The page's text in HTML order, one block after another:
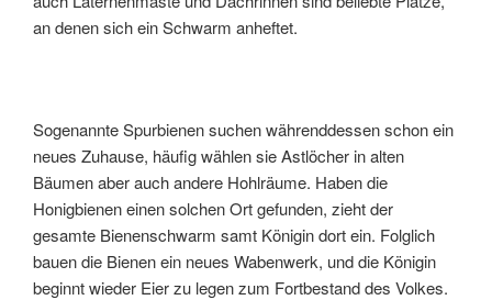
an denen sich ein Schwarm anheftet.
Sogenannte Spurbienen suchen währenddessen schon ein
neues Zuhause, häufig wählen sie Astlöcher in alten
Bäumen aber auch andere Hohlräume. Haben die
Honigbienen einen solchen Ort gefunden, zieht der
gesamte Bienenschwarm samt Königin dort ein. Folglich
bauen die Bienen ein neues Wabenwerk, und die Königin
beginnt wieder Eier zu legen zum Fortbestand des Volkes.